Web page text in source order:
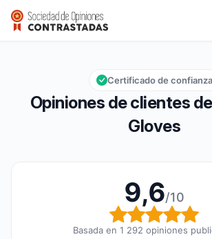
BKeeper Gloves
Calificación global: 9,6 de 10
9,6/10
Opiniones de clientes
Gloves
Certificado de confianza
9,6/10
Calificación
Basada en 1 292 opiniones